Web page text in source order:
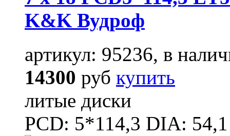
K&K Вудроф
артикул: 95236, в
14300 руб купить
литые диски
PCD: 5*114,3 DIA: 54,1